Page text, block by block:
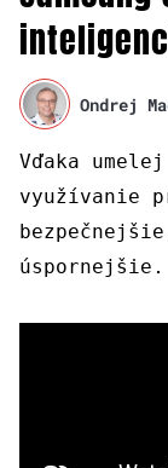
Ondrej
Vďaka
využívanie
úspornejšie .